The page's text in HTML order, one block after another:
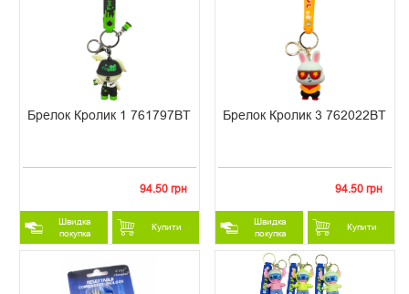
Брелок Кролик 1 761797BT
94.50 грн
Швидка
покупка
Купити
Брелок Кролик 3 762022BT
94.50 грн
Швидка
покупка
Купити